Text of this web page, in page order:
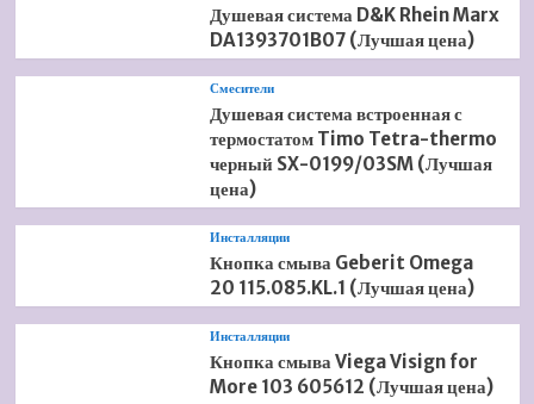
Душевая система D&K Rhein Marx
DA1393701B07 (Лучшая цена)
Смесители
Душевая система встроенная с
термостатом Timo Tetra-thermo
черный SX-0199/03SM (Лучшая
цена)
Инсталляции
Кнопка смыва Geberit Omega
20 115.085.KL.1 (Лучшая цена)
Инсталляции
Кнопка смыва Viega Visign for
More 103 605612 (Лучшая цена)